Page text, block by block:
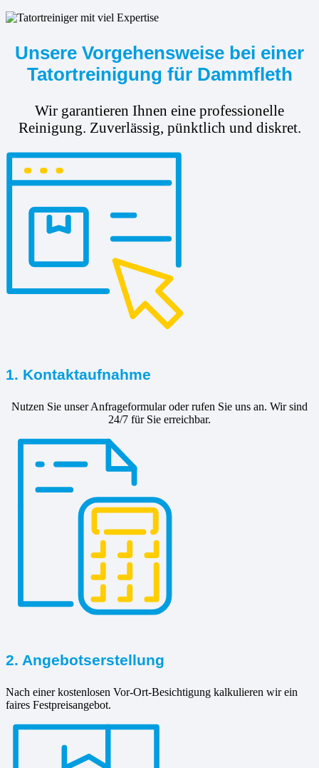
Unsere Vorgehensweise bei einer
Tatortreinigung für Dammfleth
Wir garantieren Ihnen eine professionelle
Reinigung. Zuverlässig, pünktlich und diskret.
1. Kontaktaufnahme
Nutzen Sie unser Anfrageformular oder rufen Sie uns an. Wir sind
24/7 für Sie erreichbar.
2. Angebotserstellung
Nach einer kostenlosen Vor-Ort-Besichtigung kalkulieren wir ein
faires Festpreisangebot.